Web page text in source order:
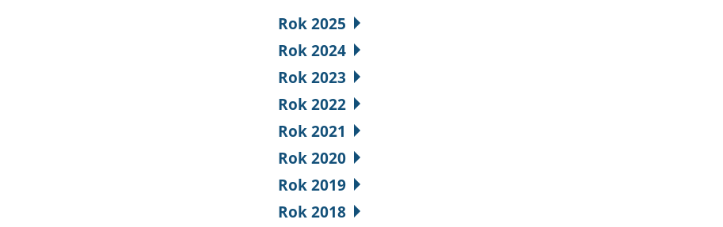
Rok 2025
Rok 2024
Rok 2023
Rok 2022
Rok 2021
Rok 2020
Rok 2019
Rok 2018